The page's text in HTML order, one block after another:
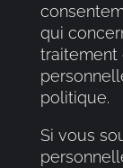
qui
traitement
politique.
Si vous